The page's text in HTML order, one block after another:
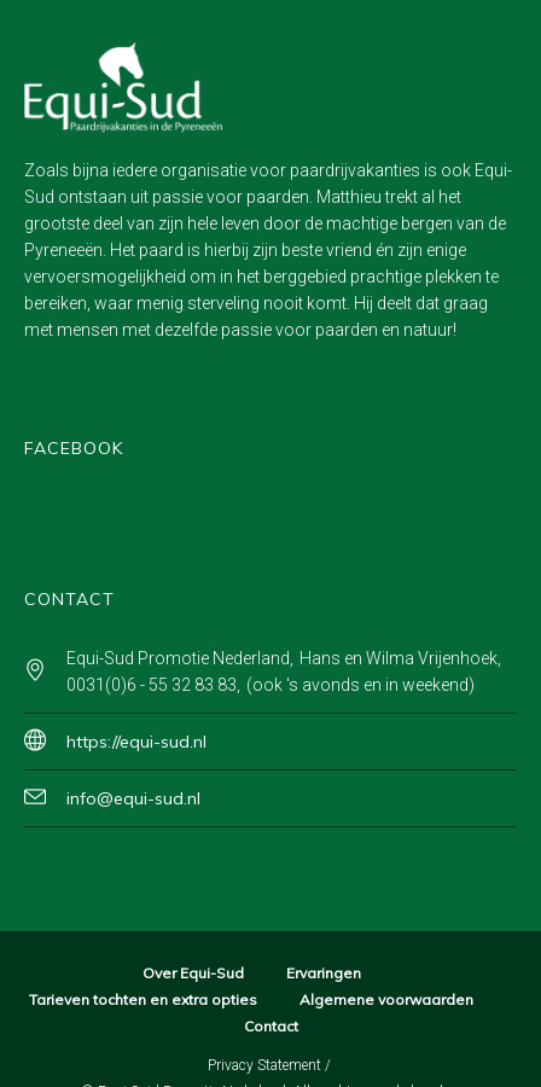
Zoals bijna iedere organisatie voor paardrijvakanties is ook Equi-
Sud ontstaan uit passie voor paarden. Matthieu trekt al het
grootste deel van zijn hele leven door de machtige bergen van de
Pyreneeën. Het paard is hierbij zijn beste vriend én zijn enige
vervoersmogelijkheid om in het berggebied prachtige plekken te
bereiken, waar menig sterveling nooit komt. Hij deelt dat graag
met mensen met dezelfde passie voor paarden en natuur!
FACEBOOK
CONTACT
Equi-Sud Promotie Nederland
Hans en Wilma Vrijenhoek
0031(0)6 - 55 32 83 83
(ook 's avonds en in weekend)
https://equi-sud.nl
info@equi-sud.nl
Over Equi-Sud
Ervaringen
Tarieven tochten en extra opties
Algemene voorwaarden
Contact
Privacy Statement /